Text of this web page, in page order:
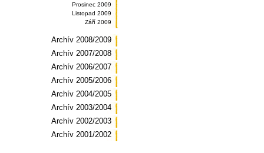
Prosinec 2009
Listopad 2009
Září 2009
Archív 2008/2009
Archív 2007/2008
Archív 2006/2007
Archív 2005/2006
Archív 2004/2005
Archív 2003/2004
Archív 2002/2003
Archív 2001/2002